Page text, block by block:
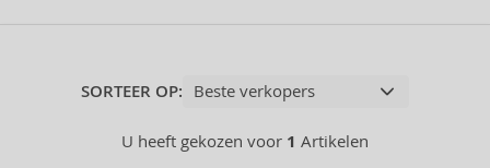
SORTEER OP:
U heeft gekozen voor 1 Artikelen